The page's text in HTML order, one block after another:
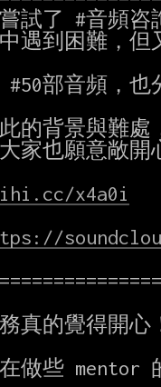
試了 #音頻咨
遇到困難，但
部音頻，也
的背景與難處
家也願意敞
x4a0i